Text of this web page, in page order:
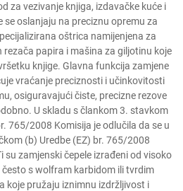
za vezivanje knjiga, izdavačke kuće i
oslanjaju na preciznu opremu za
oštrica namijenjena za
papira i mašina za giljotinu koje
knjige. Glavna funkcija zamjene
vraćanje preciznosti i učinkovitosti
osiguravajući čiste, precizne rezove
U skladu s člankom 3. stavkom
765/2008 Komisija je odlučila da se u
(b) Uredbe (EZ) br. 765/2008
su zamjenski čepele izrađeni od visoko
često s wolfram karbidom ili tvrdim
koje pružaju iznimnu izdržljivost i